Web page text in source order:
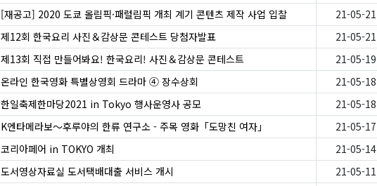
[재공고] 2020 도쿄 올림픽·패럴림픽 개최 계기 콘텐츠 제작 사업 입찰 21-05-21
제12회 한국요리 사진＆감상문 콘테스트 당첨자발표 21-05-21
제13회 직접 만들어봐요! 한국요리! 사진＆감상문 콘테스트 21-05-19
온라인 한국영화 특별상영회 드라마 ④ 장수상회 21-05-18
한일축제한마당2021 in Tokyo 행사운영사 공모 21-05-18
K엔타메라보～후루야의 한류 연구소 - 주목 영화「도망친 여자」 21-05-17
코리아페어 in TOKYO 개최 21-05-14
도서영상자료실 도서택배대출 서비스 개시 21-05-11